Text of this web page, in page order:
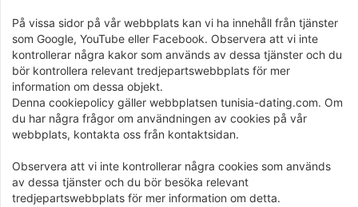
På vissa sidor på vår webbplats kan vi ha innehåll från tjänster
som Google, YouTube eller Facebook. Observera att vi inte
kontrollerar några kakor som används av dessa tjänster och du
bör kontrollera relevant tredjepartswebbplats för mer
information om dessa objekt.
Denna cookiepolicy gäller webbplatsen tunisia-dating.com. Om
du har några frågor om användningen av cookies på vår
webbplats, kontakta oss från kontaktsidan.
Observera att vi inte kontrollerar några cookies som används
av dessa tjänster och du bör besöka relevant
tredjepartswebbplats för mer information om detta.